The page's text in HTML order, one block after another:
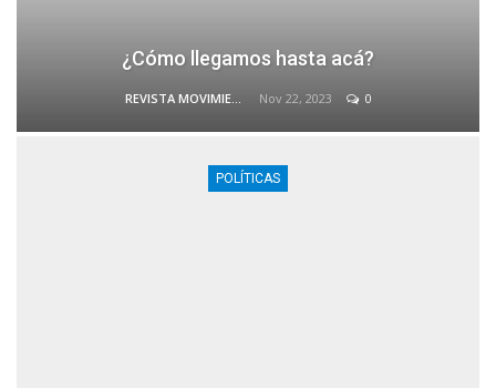
¿Cómo llegamos hasta acá?
REVISTA MOVIMIENTO Nov 22, 2023 0
POLÍTICAS